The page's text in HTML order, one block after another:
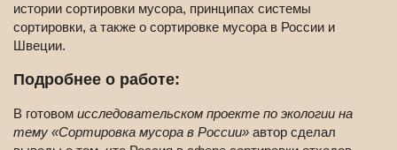
истории сортировки мусора, принципах системы
сортировки, а также о сортировке мусора в России и
Швеции.
Подробнее о работе:
В готовом исследовательском проекте по экологии на
тему «Сортировка мусора в России» автор сделал